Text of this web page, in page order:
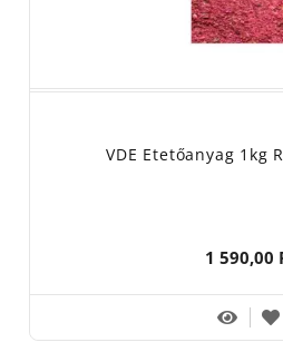
VDE Etetőanyag 1kg
1 590,00